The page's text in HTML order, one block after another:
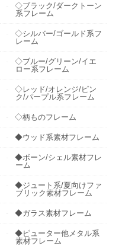
◇ブラック/ダークトーン
系フレーム
◇シルバー/ゴールド系フ
レーム
◇ブルー/グリーン/イエ
ロー系フレーム
◇レッド/オレンジ/ピン
ク/パープル系フレーム
◇柄ものフレーム
◆ウッド系素材フレーム
◆ボーン/シェル素材フレ
ーム
◆ジュート系/夏向けファ
ブリック素材フレーム
◆ガラス素材フレーム
◆ピューター他メタル系
素材フレーム